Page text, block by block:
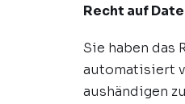
Recht auf
Sie haben das
automatisiert
aushändigen